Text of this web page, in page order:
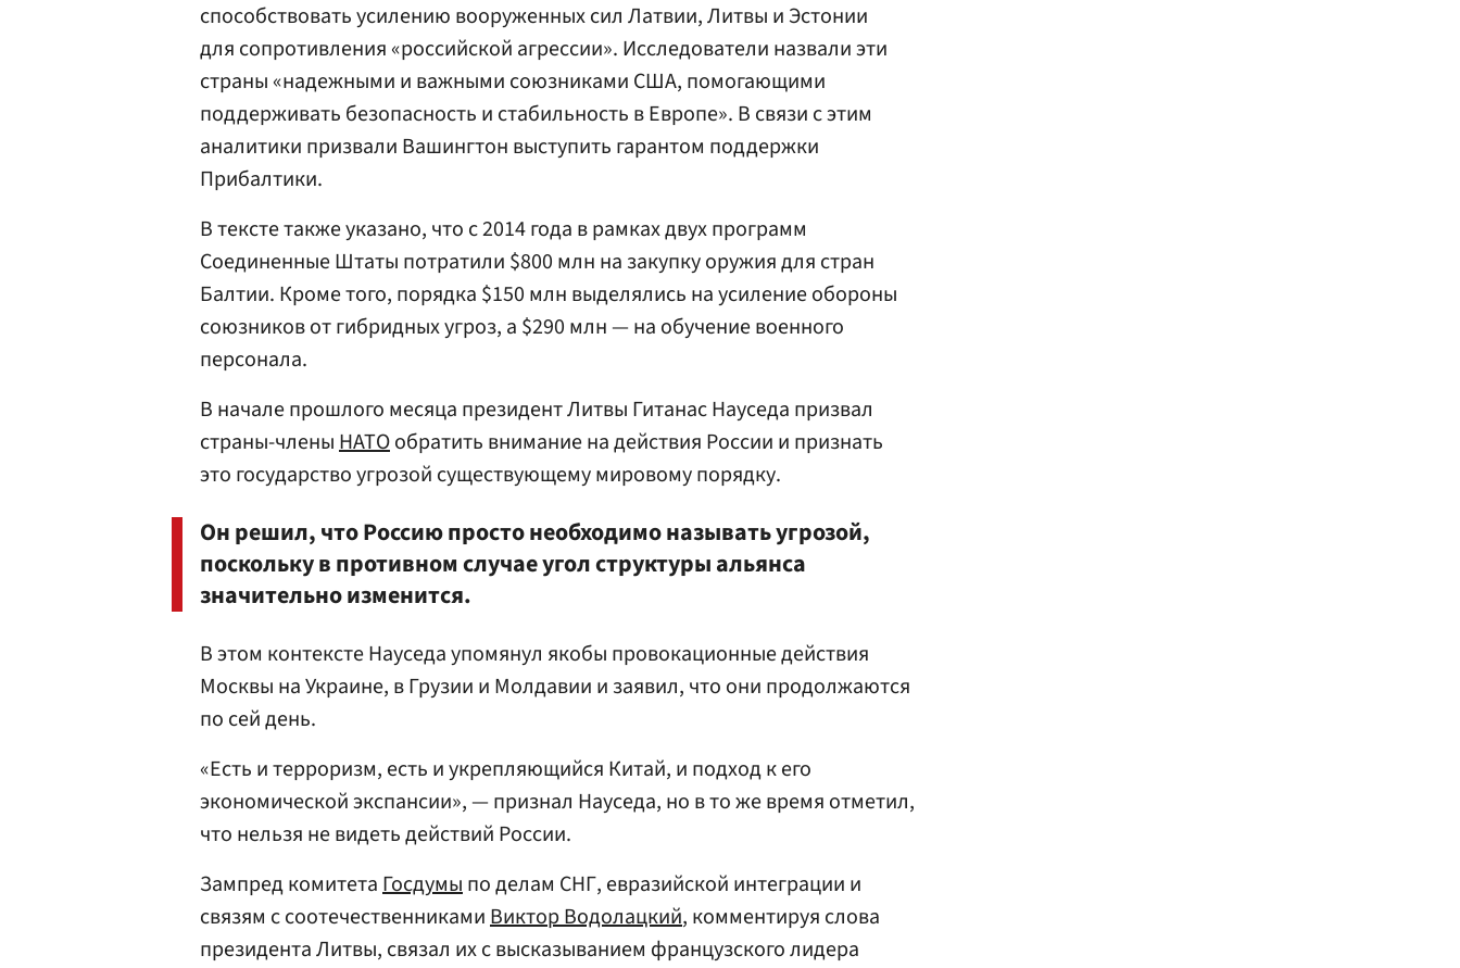
способствовать усилению вооруженных сил Латвии, Литвы и Эстонии
для сопротивления «российской агрессии». Исследователи назвали эти
страны «надежными и важными союзниками США, помогающими
поддерживать безопасность и стабильность в Европе». В связи с этим
аналитики призвали Вашингтон выступить гарантом поддержки
Прибалтики.
В тексте также указано, что с 2014 года в рамках двух программ
Соединенные Штаты потратили $800 млн на закупку оружия для стран
Балтии. Кроме того, порядка $150 млн выделялись на усиление обороны
союзников от гибридных угроз, а $290 млн — на обучение военного
персонала.
В начале прошлого месяца президент Литвы Гитанас Науседа призвал
страны-членыНАТОобратить внимание на действия России и признать
это государство угрозой существующему мировому порядку.
Он решил, что Россию просто необходимо называть угрозой,
поскольку в противном случае угол структуры альянса
значительно изменится.
В этом контексте Науседа упомянул якобы провокационные действия
Москвы на Украине, в Грузии и Молдавии и заявил, что они продолжаются
по сей день.
«Есть и терроризм, есть и укрепляющийся Китай, и подход к его
экономической экспансии», — признал Науседа, но в то же время отметил,
что нельзя не видеть действий России.
Зампред комитетаГосдумыпо делам СНГ, евразийской интеграции и
связям с соотечественникамиВиктор Водолацкий, комментируя слова
президента Литвы, связал их с высказыванием французского лидера